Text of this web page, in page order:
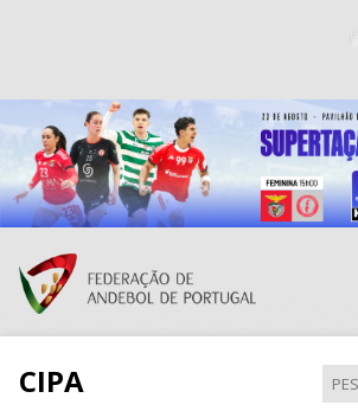
Resultados Andebol
Federação de Andebol de Portugal
Grátis - Disponivel na Play Store
CIPA